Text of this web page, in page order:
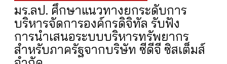
มร.ลป. ศึกษาแนวทางยกระดับการ
บริหารจัดการองค์กรดิจิทัล รับฟัง
การนำเสนอระบบบริหารทรัพยากร
สำหรับภาครัฐจากบริษัท ซีดีจี ซิสเต็มส์